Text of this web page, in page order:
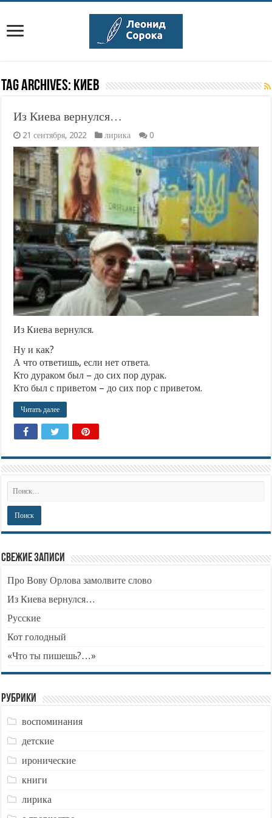
Tag Archives: киев
Из Киева вернулся…
21 сентября, 2022 лирика 0
Из Киева вернулся.
Ну и как?
А что ответишь, если нет ответа.
Кто дураком был – до сих пор дурак.
Кто был с приветом – до сих пор с приветом.
Читать далее
Свежие записи
Про Вову Орлова замолвите слово
Из Киева вернулся…
Русские
Кот голодный
«Что ты пишешь?…»
Рубрики
воспоминания
детские
иронические
книги
лирика